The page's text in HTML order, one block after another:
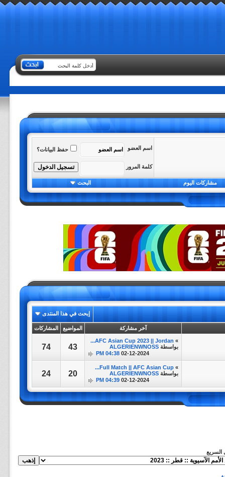
اسم العضو حفظ البيانات؟
كلمة المرور
مشاركات اليوم البحث
إبحث في هذا المنتدى
آخر مشاركة المواضيع المشاركات
»
AFC Asian Cup 2023 || Jordan...
بواسطة ALGERIENWNOSS
02-12-2024
04:38 PM
43
74
»
Full Match || AFC Asian Cup...
بواسطة ALGERIENWNOSS
02-12-2024
04:39 PM
20
24
السريع